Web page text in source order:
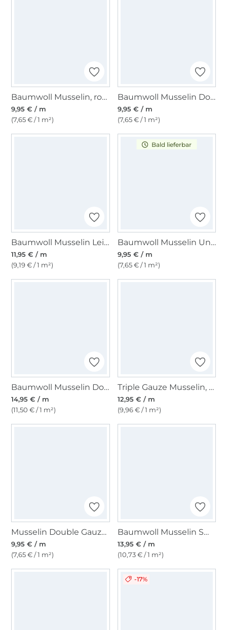
Baumwoll Musselin, rosaline
9,95 € / m
(7,65 € / 1 m²)
Baumwoll Musselin Double Gauze, ocean
9,95 € / m
(7,65 € / 1 m²)
Baumwoll Musselin Leinenlook, olivgrün
11,95 € / m
(9,19 € / 1 m²)
Bald lieferbar
Baumwoll Musselin Uni, lila
9,95 € / m
(7,65 € / 1 m²)
Baumwoll Musselin Double Face Kiara, jeansblau
14,95 € / m
(11,50 € / 1 m²)
Triple Gauze Musselin, stein
12,95 € / m
(9,96 € / 1 m²)
Musselin Double Gauze Uni, rot
9,95 € / m
(7,65 € / 1 m²)
Baumwoll Musselin Small Stripes, marine
13,95 € / m
(10,73 € / 1 m²)
-17%